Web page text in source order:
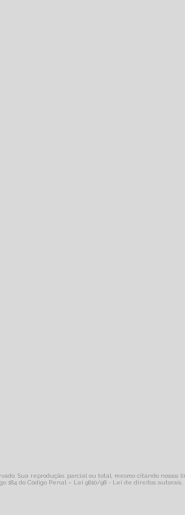
Sua reprodução, parcial ou total, mesmo citando
184 do Código Penal – Lei 9610/98 - Lei de direitos autorais.